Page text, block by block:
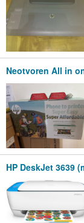
Neotvoren All in
HP DeskJet 3639